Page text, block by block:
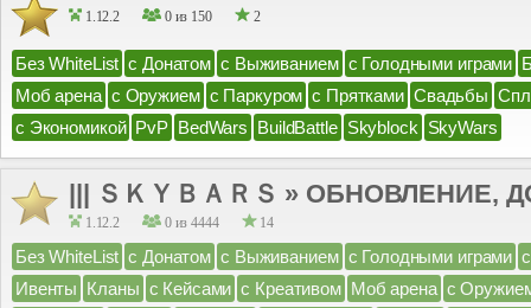
1.12.2 0 из 150 2
Без WhiteList с Донатом с Выживанием с Голодными играми
Моб арена с Оружием с Паркуром с Прятками Свадьбы
с Экономикой PvP BedWars BuildBattle Skyblock SkyWars
||| ＳＫＹＢＡＲＳ » ОБНОВЛЕНИЕ,
1.12.2 0 из 4444 14
Без WhiteList с Донатом с Выживанием с Голодными играми
Ивенты Кланы с Кейсами с Креативом Моб арена с